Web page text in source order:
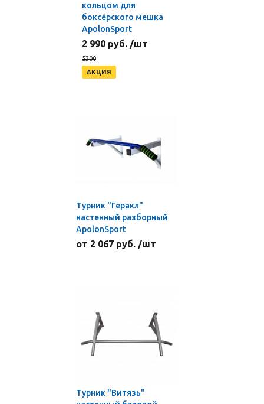
кольцом для
боксёрского мешка
ApolonSport
2 990 руб. /шт
5300
АКЦИЯ
Турник "Геракл"
настенный разборный
ApolonSport
от 2 067 руб. /шт
Турник "Витязь"